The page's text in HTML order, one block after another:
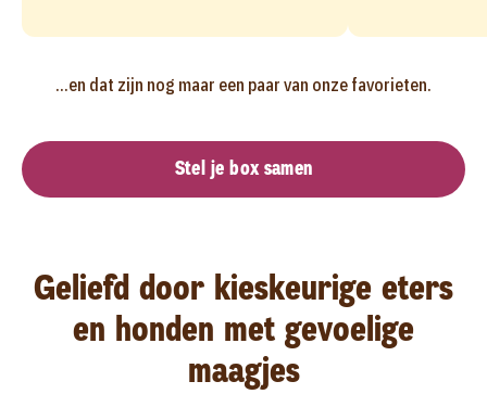
...en dat zijn nog maar een paar van onze favorieten.
Stel je box samen
Geliefd door kieskeurige eters
en honden met gevoelige
maagjes